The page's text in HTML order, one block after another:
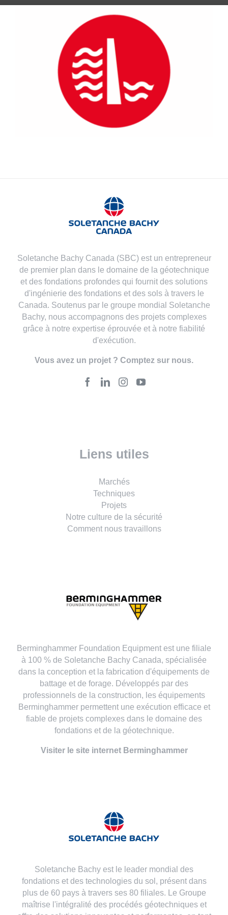
Énergie
Soletanche Bachy Canada (SBC) est un entrepreneur
de premier plan dans le domaine de la géotechnique
et des fondations profondes qui fournit des solutions
d'ingénierie des fondations et des sols à travers le
Canada. Soutenus par le groupe mondial Soletanche
Bachy, nous accompagnons des projets complexes
grâce à notre expertise éprouvée et à notre fiabilité
d'exécution.
Vous avez un projet ? Comptez sur nous.
Liens utiles
Marchés
Techniques
Projets
Notre culture de la sécurité
Comment nous travaillons
Berminghammer Foundation Equipment est une filiale
à 100 % de Soletanche Bachy Canada, spécialisée
dans la conception et la fabrication d'équipements de
battage et de forage. Développés par des
professionnels de la construction, les équipements
Berminghammer permettent une exécution efficace et
fiable de projets complexes dans le domaine des
fondations et de la géotechnique.
Visiter le site internet Berminghammer
Soletanche Bachy est le leader mondial des
fondations et des technologies du sol, présent dans
plus de 60 pays à travers ses 80 filiales. Le Groupe
maîtrise l'intégralité des procédés géotechniques et